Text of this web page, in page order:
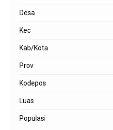
Desa
Kec
Kab/Kota
Prov
Kodepos
Luas
Populasi